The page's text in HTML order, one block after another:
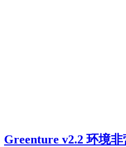
Greenture v2.2 环境